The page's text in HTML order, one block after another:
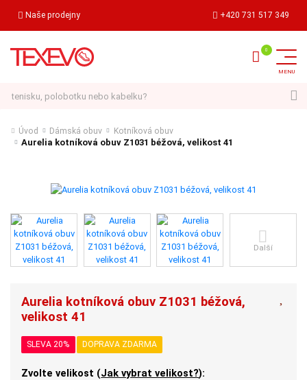
Naše prodejny +420 731 517 349
Úvod Dámská obuv Kotníková obuv
Aurelia kotníková obuv Z1031 béžová, velikost 41
Další
Aurelia kotníková obuv Z1031 béžová,
velikost 41
SLEVA 20% DOPRAVA ZDARMA
Zvolte velikost (Jak vybrat velikost?):